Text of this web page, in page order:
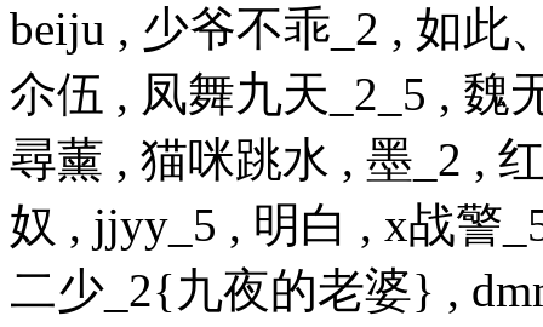
beiju , 少爷不乖_2 , 如此
尒伍 , 凤舞九天_2_5 , 魏
尋薰 , 猫咪跳水 , 墨_2 ,
奴 , jjyy_5 , 明白 , x战警
二少_2{九夜的老婆} ,